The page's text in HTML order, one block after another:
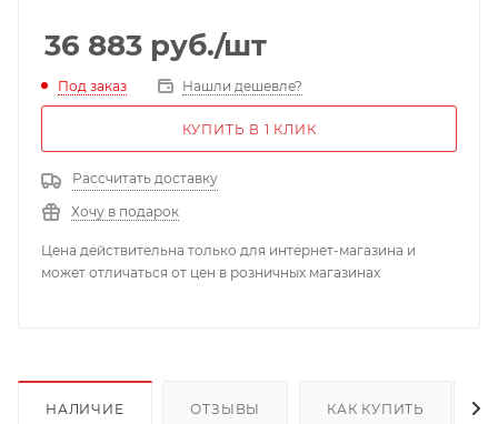
36 883 руб./шт
Под заказ Нашли дешевле?
КУПИТЬ В 1 КЛИК
Рассчитать доставку
Хочу в подарок
Цена действительна только для интернет-магазина и
может отличаться от цен в розничных магазинах
НАЛИЧИЕ ОТЗЫВЫ КАК КУПИТЬ